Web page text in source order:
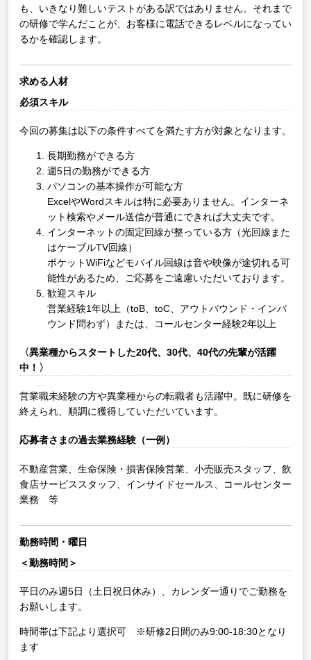
も、いきなり難しいテストがある訳ではありません。それまで
の研修で学んだことが、お客様に電話できるレベルになってい
るかを確認します。
求める人材
必須スキル
今回の募集は以下の条件すべてを満たす方が対象となります。
長期勤務ができる方
週5日の勤務ができる方
パソコンの基本操作が可能な方
ExcelやWordスキルは特に必要ありません。インターネ
ット検索やメール送信が普通にできれば大丈夫です。
インターネットの固定回線が整っている方（光回線また
はケーブルTV回線）
ポケットWiFiなどモバイル回線は音や映像が途切れる可
能性があるため、ご応募をご遠慮いただいております。
歓迎スキル
営業経験1年以上（toB、toC、アウトバウンド・インバ
ウンド問わず）または、コールセンター経験2年以上
〈異業種からスタートした20代、30代、40代の先輩が活躍
中！〉
営業職未経験の方や異業種からの転職者も活躍中。既に研修を
終えられ、順調に獲得していただいています。
応募者さまの過去業務経験（一例）
不動産営業、生命保険・損害保険営業、小売販売スタッフ、飲
食店サービススタッフ、インサイドセールス、コールセンター
業務 等
勤務時間・曜日
＜勤務時間＞
平日のみ週5日（土日祝日休み）、カレンダー通りでご勤務を
お願いします。
時間帯は下記より選択可 ※研修2日間のみ9:00-18:30となり
ます